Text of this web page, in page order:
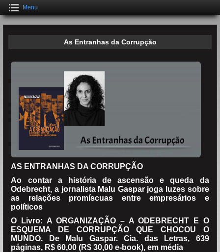
Menu
As Entranhas da Corrupção
AS ENTRANHAS DA CORRUPÇÃO
Ao contar a história de ascensão e queda da
Odebrecht, a jornalista Malu Gaspar joga luzes sobre
as relações promíscuas entre empresários e
políticos
O Livro: A ORGANIZAÇÃO – A ODEBRECHT E O
ESQUEMA DE CORRUPÇÃO QUE CHOCOU O
MUNDO. De Malu Gaspar. Cia. das Letras, 639
páginas, R$ 60,00 (R$ 30,00 e-book), em média